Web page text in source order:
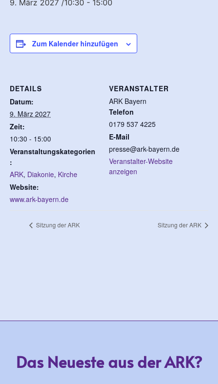
9. März 2027 /10:30 - 15:00
Zum Kalender hinzufügen
DETAILS
Datum:
9. März 2027
Zeit:
10:30 - 15:00
Veranstaltungskategorien
:
ARK, Diakonie, Kirche
Website:
www.ark-bayern.de
VERANSTALTER
ARK Bayern
Telefon
0179 537 4225
E-Mail
presse@ark-bayern.de
Veranstalter-Website
anzeigen
Sitzung der ARK Sitzung der ARK
Das Neueste aus der ARK?